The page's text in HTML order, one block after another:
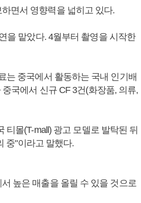
면서 영향력을 넓히고 있다.
을 맡았다. 4월부터 촬영을 시작한
는 중국에서 활동하는 국내 인기배
국에서 신규 CF 3건(화장품, 의류,
티몰(T-mall) 광고 모델로 발탁된 뒤
중"이라고 말했다.
높은 매출을 올릴 수 있을 것으로